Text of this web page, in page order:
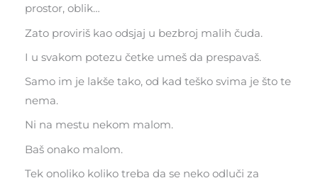
prostor, oblik…
Zato proviriš kao odsjaj u bezbroj malih čuda.
I u svakom potezu četke umeš da prespavaš.
Samo im je lakše tako, od kad teško svima je što te
nema.
Ni na mestu nekom malom.
Baš onako malom.
Tek onoliko koliko treba da se neko odluči za